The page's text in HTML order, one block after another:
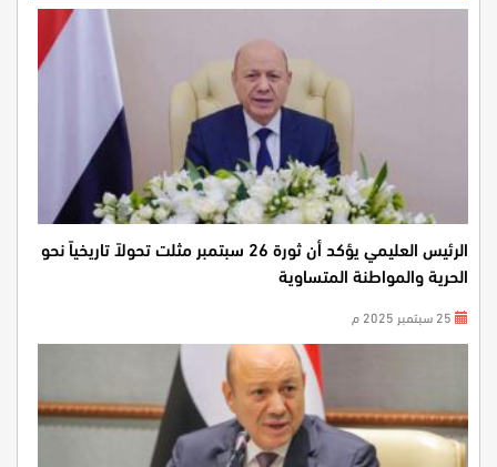
الرئيس العليمي يؤكد أن ثورة 26 سبتمبر مثلت تحولاً تاريخياً نحو
الحرية والمواطنة المتساوية